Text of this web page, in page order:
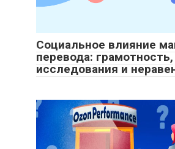
Социальное влияние
перевода: грамотность,
исследования и